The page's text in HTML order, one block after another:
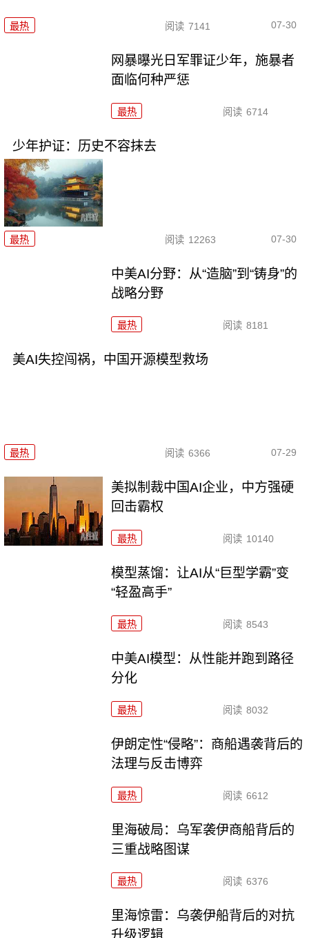
最热 阅读 7141 07-30
网暴曝光日军罪证少年，施暴者
面临何种严惩
最热 阅读 6714
少年护证：历史不容抹去
最热 阅读 12263 07-30
中美AI分野：从“造脑”到“铸身”的
战略分野
最热 阅读 8181
美AI失控闯祸，中国开源模型救场
最热 阅读 6366 07-29
美拟制裁中国AI企业，中方强硬
回击霸权
最热 阅读 10140
模型蒸馏：让AI从“巨型学霸”变
“轻盈高手”
最热 阅读 8543
中美AI模型：从性能并跑到路径
分化
最热 阅读 8032
伊朗定性“侵略”：商船遇袭背后的
法理与反击博弈
最热 阅读 6612
里海破局：乌军袭伊商船背后的
三重战略图谋
最热 阅读 6376
里海惊雷：乌袭伊船背后的对抗
升级逻辑